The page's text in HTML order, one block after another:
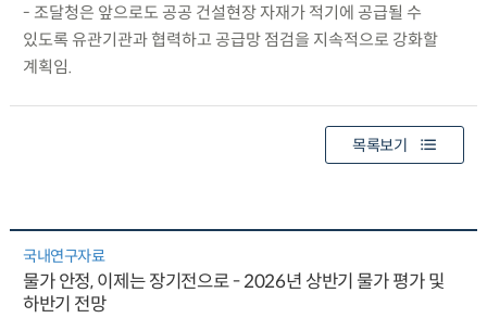
- 조달청은 앞으로도 공공 건설현장 자재가 적기에 공급될 수
있도록 유관기관과 협력하고 공급망 점검을 지속적으로 강화할
계획임.
목록보기
국내연구자료
물가 안정, 이제는 장기전으로 - 2026년 상반기 물가 평가 및
하반기 전망